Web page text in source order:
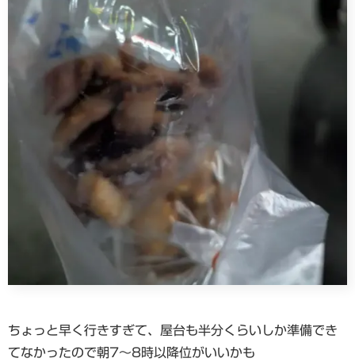
ちょっと早く行きすぎて、屋台も半分くらいしか準備でき
てなかったので朝7〜8時以降位がいいかも